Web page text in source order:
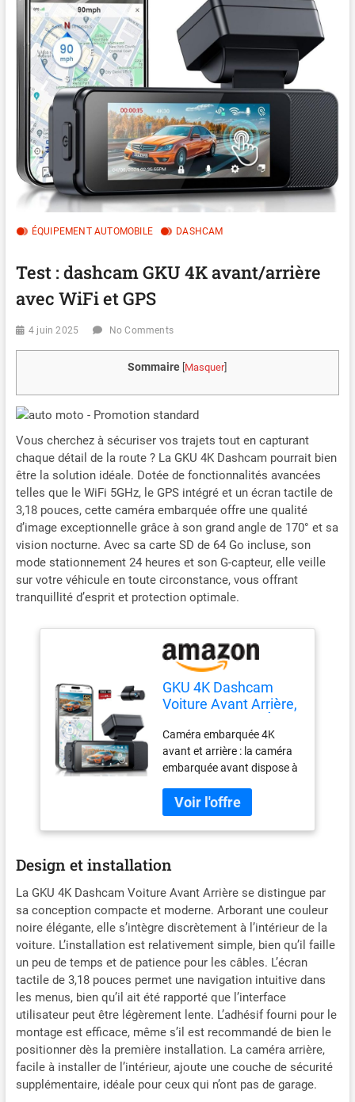
ÉQUIPEMENT AUTOMOBILE DASHCAM
Test : dashcam GKU 4K avant/arrière
avec WiFi et GPS
4 juin 2025 No Comments
Sommaire Masquer]
Vous cherchez à sécuriser vos trajets tout en capturant
chaque détail de la route ? La GKU 4K Dashcam pourrait bien
être la solution idéale. Dotée de fonctionnalités avancées
telles que le WiFi 5GHz, le GPS intégré et un écran tactile de
3,18 pouces, cette caméra embarquée offre une qualité
d’image exceptionnelle grâce à son grand angle de 170° et sa
vision nocturne. Avec sa carte SD de 64 Go incluse, son
mode stationnement 24 heures et son G-capteur, elle veille
sur votre véhicule en toute circonstance, vous offrant
tranquillité d’esprit et protection optimale.
GKU 4K Dashcam
Voiture Avant Arrière,
Tactile de 3,18
Pouces Caméra
Embarquée Voiture
avec Carte SD
64G,Grand Angle
170°,Vision Nocturne,
WDR, G-
Stationnement 24H
Caméra embarquée 4K
avant et arrière : la caméra
embarquée avant dispose à
résolution 4K et d'un grand
angle de 170°, assez pour
capturer clairement les
laquelle vous vous trouvez.
a une résolution de 1080p
et un grand angle de 140°.
Super vision nocturne
améliorée avec une grande
ouverture F1.8 et WDR pour
des images claires dans des
conditions de faible
luminosité, ce qui vous
permet d'obtenir des
enregistrements fiables de
jour comme de nuit. Wi-Fi
5G intégré, contrôle par
Design et installation
La GKU 4K Dashcam Voiture Avant Arrière se distingue par
sa conception compacte et moderne. Arborant une couleur
noire élégante, elle s’intègre discrètement à l’intérieur de la
voiture. L’installation est relativement simple, bien qu’il faille
un peu de temps et de patience pour les câbles. L’écran
tactile de 3,18 pouces permet une navigation intuitive dans
les menus, bien qu’il ait été rapporté que l’interface
utilisateur peut être légèrement lente. L’adhésif fourni pour le
montage est efficace, même s’il est recommandé de bien le
positionner dès la première installation. La caméra arrière,
facile à installer de l’intérieur, ajoute une couche de sécurité
supplémentaire, idéale pour ceux qui n’ont pas de garage.